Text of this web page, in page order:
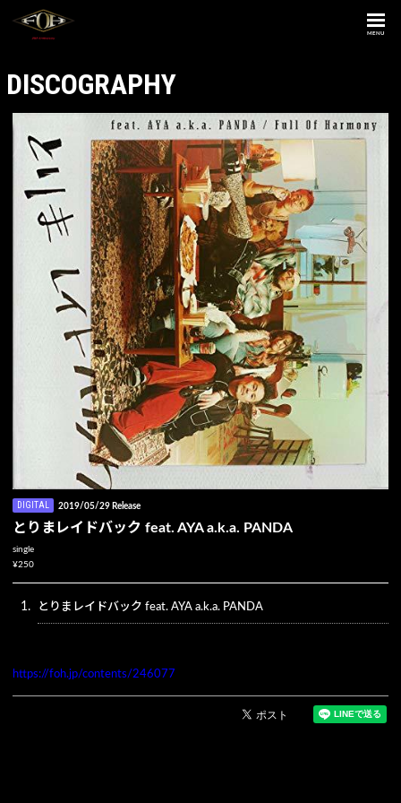
MENU
DISCOGRAPHY
DIGITAL 2019/05/29 Release
とりまレイドバック feat. AYA a.k.a. PANDA
single
¥250
1. とりまレイドバック feat. AYA a.k.a. PANDA
https://foh.jp/contents/246077